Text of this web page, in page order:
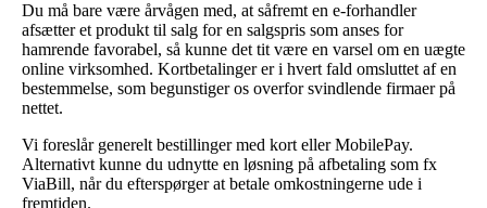
Du må bare være årvågen med, at såfremt en e-forhandler
afsætter et produkt til salg for en salgspris som anses for
hamrende favorabel, så kunne det tit være en varsel om en uægte
online virksomhed. Kortbetalinger er i hvert fald omsluttet af en
bestemmelse, som begunstiger os overfor svindlende firmaer på
nettet.
Vi foreslår generelt bestillinger med kort eller MobilePay.
Alternativt kunne du udnytte en løsning på afbetaling som fx
ViaBill, når du efterspørger at betale omkostningerne ude i
fremtiden.